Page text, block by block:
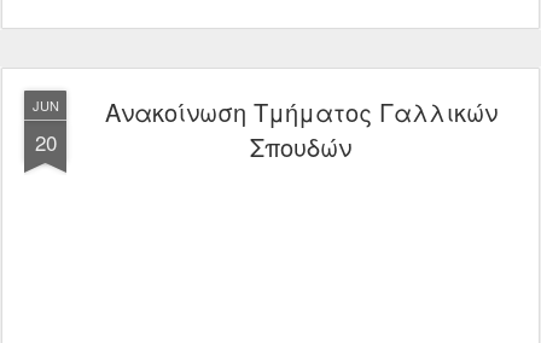
JUN
20
Ανακοίνωση Τμήματος Γαλλικών
Σπουδών